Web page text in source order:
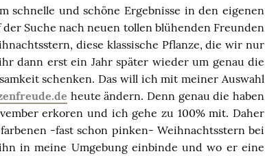
schnelle und schöne Ergebnisse in den eigenen
Suche nach neuen tollen blühenden Freunden
diese klassische Pflanze, die wir nur
dann erst ein Jahr später wieder um genau die
schenken. Das will ich mit meiner Auswahl
heute ändern. Denn genau die haben
erkoren und ich gehe zu 100% mit. Daher
-fast schon pinken- Weihnachtsstern bei
in meine Umgebung einbinde und wo er eine